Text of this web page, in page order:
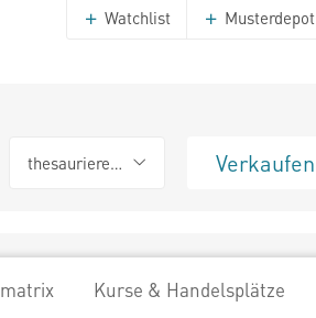
Watchlist Musterdepot
thesaurierend Verkaufen
Kurse & Handelsplätze